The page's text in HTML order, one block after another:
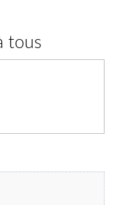
tous